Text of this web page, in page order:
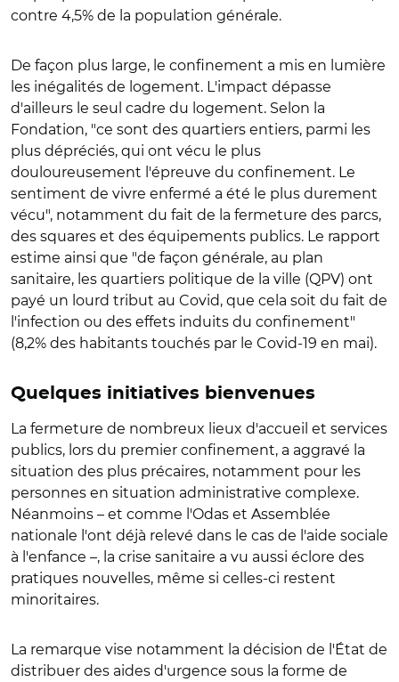
contre 4,5% de la population générale.
De façon plus large, le confinement a mis en lumière
les inégalités de logement. L'impact dépasse
d'ailleurs le seul cadre du logement. Selon la
Fondation, "ce sont des quartiers entiers, parmi les
plus dépréciés, qui ont vécu le plus
douloureusement l'épreuve du confinement. Le
sentiment de vivre enfermé a été le plus durement
vécu", notamment du fait de la fermeture des parcs,
des squares et des équipements publics. Le rapport
estime ainsi que "de façon générale, au plan
sanitaire, les quartiers politique de la ville (QPV) ont
payé un lourd tribut au Covid, que cela soit du fait de
l'infection ou des effets induits du confinement"
(8,2% des habitants touchés par le Covid-19 en mai).
Quelques initiatives bienvenues
La fermeture de nombreux lieux d'accueil et services
publics, lors du premier confinement, a aggravé la
situation des plus précaires, notamment pour les
personnes en situation administrative complexe.
Néanmoins – et comme l'Odas et Assemblée
nationale l'ont déjà relevé dans le cas de l'aide sociale
à l'enfance –, la crise sanitaire a vu aussi éclore des
pratiques nouvelles, même si celles-ci restent
minoritaires.
La remarque vise notamment la décision de l'État de
distribuer des aides d'urgence sous la forme de